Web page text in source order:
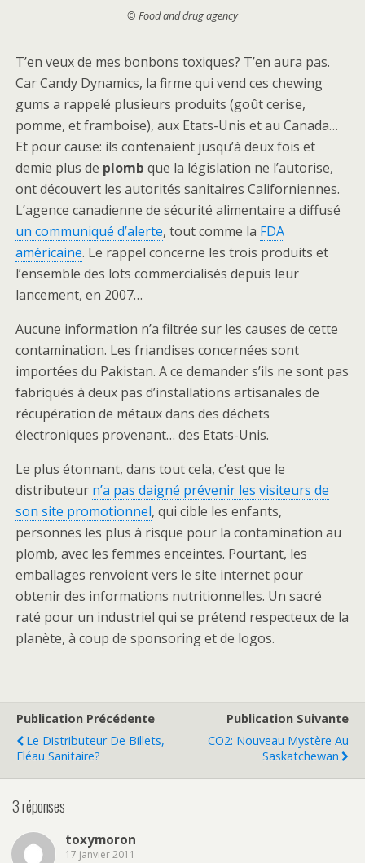
© Food and drug agency
T’en veux de mes bonbons toxiques? T’en aura pas.
Car Candy Dynamics, la firme qui vend ces chewing
gums a rappelé plusieurs produits (goût cerise,
pomme, et framboise), aux Etats-Unis et au Canada…
Et pour cause: ils contenaient jusqu’à deux fois et
demie plus de plomb que la législation ne l’autorise,
ont découvert les autorités sanitaires Californiennes.
L’agence canadienne de sécurité alimentaire a diffusé
un communiqué d’alerte, tout comme la FDA
américaine. Le rappel concerne les trois produits et
l’ensemble des lots commercialisés depuis leur
lancement, en 2007…
Aucune information n’a filtrée sur les causes de cette
contamination. Les friandises concernées sont
importées du Pakistan. A ce demander s’ils ne sont pas
fabriqués à deux pas d’installations artisanales de
récupération de métaux dans des déchets
électroniques provenant… des Etats-Unis.
Le plus étonnant, dans tout cela, c’est que le
distributeur n’a pas daigné prévenir les visiteurs de
son site promotionnel, qui cible les enfants,
personnes les plus à risque pour la contamination au
plomb, avec les femmes enceintes. Pourtant, les
emballages renvoient vers le site internet pour
obtenir des informations nutritionnelles. Un sacré
raté pour un industriel qui se prétend respecteux de la
planète, à coup de sponsoring et de logos.
Publication Précédente
Le Distributeur De Billets,
Fléau Sanitaire?
Publication Suivante
CO2: Nouveau Mystère Au
Saskatchewan
3 réponses
toxymoron
17 janvier 2011